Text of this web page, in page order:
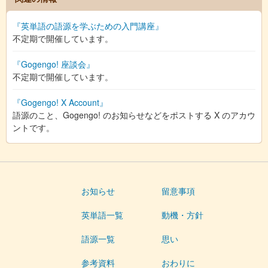
『英単語の語源を学ぶための入門講座』
不定期で開催しています。
『Gogengo! 座談会』
不定期で開催しています。
『Gogengo! X Account』
語源のこと、Gogengo! のお知らせなどをポストする X のアカウ
ントです。
お知らせ
英単語一覧
語源一覧
参考資料
留意事項
動機・方針
思い
おわりに